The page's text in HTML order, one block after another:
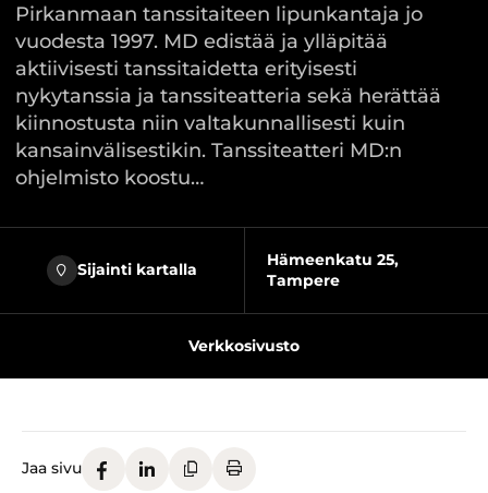
Pirkanmaan tanssitaiteen lipunkantaja jo
vuodesta 1997. MD edistää ja ylläpitää
aktiivisesti tanssitaidetta erityisesti
nykytanssia ja tanssiteatteria sekä herättää
kiinnostusta niin valtakunnallisesti kuin
kansainvälisestikin. Tanssiteatteri MD:n
ohjelmisto koostu…
Sijainti kartalla
Hämeenkatu 25,
Tampere
Verkkosivusto
Jaa sivu